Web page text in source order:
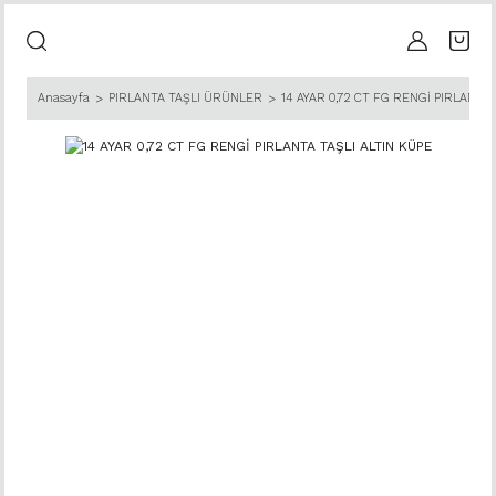
Anasayfa PIRLANTA TAŞLI ÜRÜNLER 14 AYAR 0,72 CT FG RENGİ PIRLANTA